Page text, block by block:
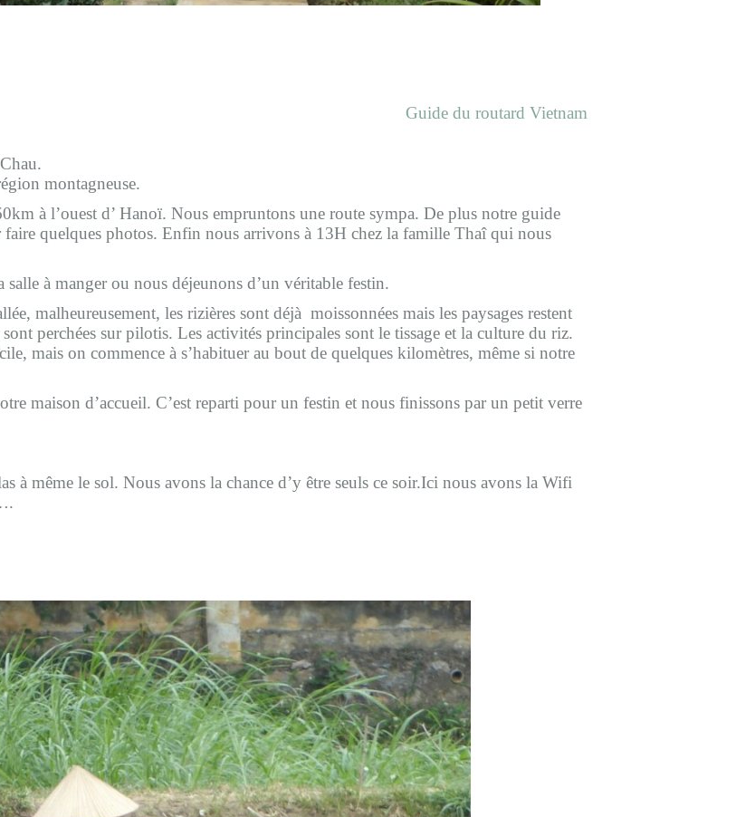
Guide du routard Vietnam
montagneuse.
à l’ouest d’ Hanoï. Nous empruntons une route sympa. De plus notre guide
quelques photos. Enfin nous arrivons à 13H chez la famille Thaî qui nous
à manger ou nous déjeunons d’un véritable festin.
malheureusement, les rizières sont déjà moissonnées mais les paysages restent
perchées sur pilotis. Les activités principales sont le tissage et la culture du riz.
mais on commence à s’habituer au bout de quelques kilomètres, même si notre
maison d’accueil. C’est reparti pour un festin et nous finissons par un petit verre
à même le sol. Nous avons la chance d’y être seuls ce soir.Ici nous avons la Wifi